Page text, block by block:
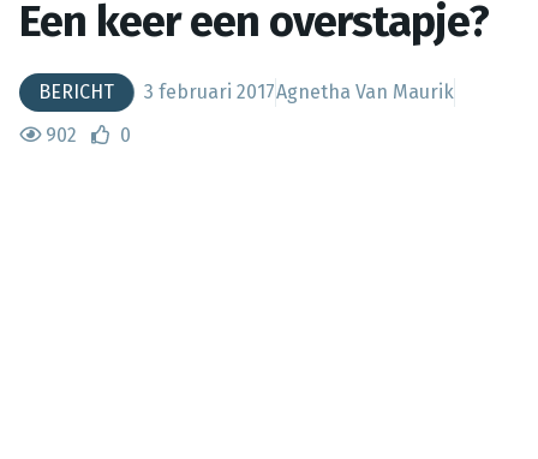
Een keer een overstapje?
BERICHT 3 februari 2017Agnetha Van Maurik
902
0